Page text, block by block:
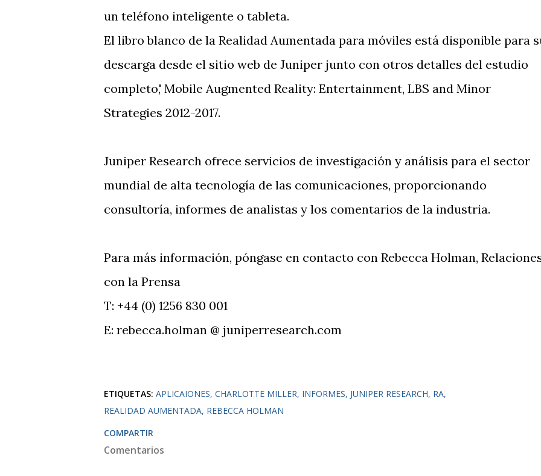
un teléfono inteligente o tableta.
El libro blanco de la Realidad Aumentada para móviles está disponible para
descarga desde el sitio web de Juniper junto con otros detalles del estudio
completo,' Mobile Augmented Reality: Entertainment, LBS and Minor
Strategies 2012-2017.
Juniper Research ofrece servicios de investigación y análisis para el sector
mundial de alta tecnología de las comunicaciones, proporcionando
consultoría, informes de analistas y los comentarios de la industria.
Para más información, póngase en contacto con Rebecca Holman,
con la Prensa
T: +44 (0) 1256 830 001
E: rebecca.holman @ juniperresearch.com
ETIQUETAS: APLICAIONES CHARLOTTE MILLER INFORMES JUNIPER RESEARCH RA
REALIDAD AUMENTADA REBECCA HOLMAN
COMPARTIR
Comentarios